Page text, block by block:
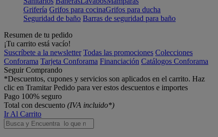
Grifería Grifos para cocinaGrifos para ducha
Seguridad de baño Barras de seguridad para baño
Resumen de tu pedido
¡Tu carrito está vacío!
Suscríbete a la newsletter Todas las promociones Colecciones
Conforama Tarjeta Conforama Financiación Catálogos Conforama
Seguir Comprando
*Descuentos, cupones y servicios son aplicados en el carrito. Haz
clic en Tramitar Pedido para ver estos descuentos e importes
Pago 100% seguro
Total con descuento (IVA incluido*)
Ir Al Carrito